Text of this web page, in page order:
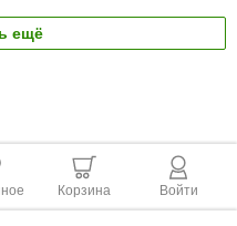
ещё
Корзина Войти